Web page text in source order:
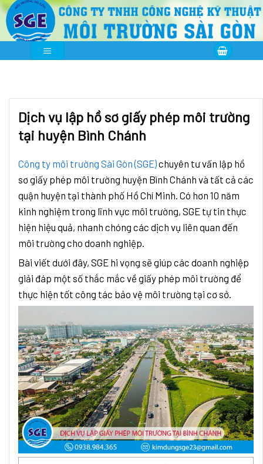
Skip
to
content
Dịch vụ lập hồ sơ giấy phép môi trường
tại huyện Bình Chánh
Công ty môi trường Sài Gòn (SGE)chuyên tư vấn lập hồ
sơ giấy phép môi trường huyện Bình Chánh và tất cả các
quận huyện tại thành phố Hồ Chí Minh. Có hơn 10 năm
kinh nghiệm trong lĩnh vực môi trường, SGE tự tin thực
hiện hiệu quả, nhanh chóng các dịch vụ liên quan đến
môi trường cho doanh nghiệp.
Bài viết dưới đây, SGE hi vọng sẽ giúp các doanh nghiệp
giải đáp một số thắc mắc về giấy phép môi trường để
thực hiện tốt công tác bảo vệ môi trường tại cơ sở.